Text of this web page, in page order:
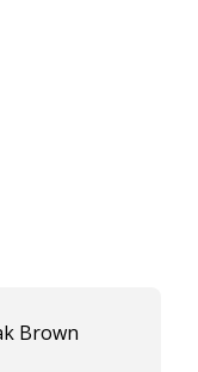
Brown